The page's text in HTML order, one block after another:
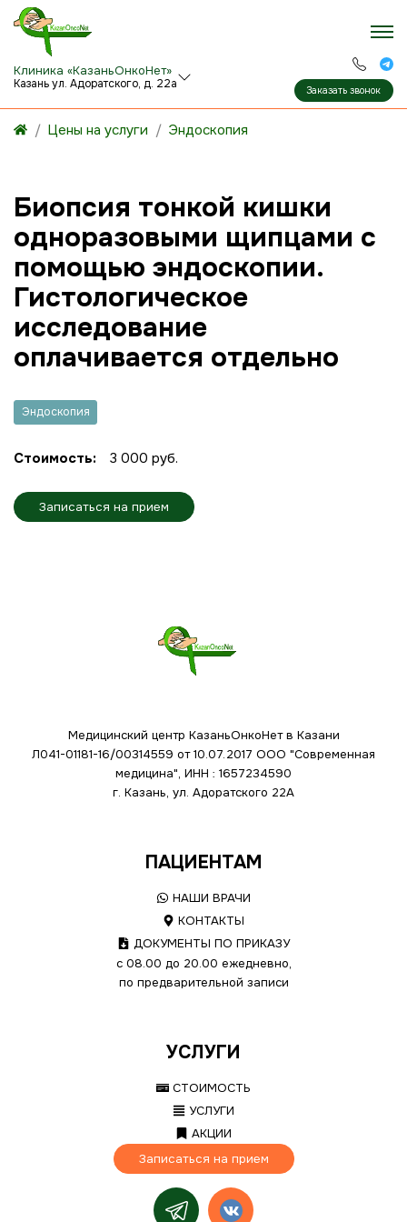
Клиника «КазаньОнкоНет»
Казань ул. Адоратского, д. 22а Заказать звонок
Цены на услуги Эндоскопия
Биопсия тонкой кишки
одноразовыми щипцами с
помощью эндоскопии.
Гистологическое
исследование
оплачивается отдельно
Эндоскопия
Стоимость: 3 000 руб.
Записаться на прием
Медицинский центр КазаньОнкоНет в Казани
Л041-01181-16/00314559 от 10.07.2017 ООО "Современная
медицина", ИНН : 1657234590
г. Казань, ул. Адоратского 22А
ПАЦИЕНТАМ
НАШИ ВРАЧИ
КОНТАКТЫ
ДОКУМЕНТЫ ПО ПРИКАЗУ
с 08.00 до 20.00 ежедневно,
по предварительной записи
УСЛУГИ
СТОИМОСТЬ
УСЛУГИ
АКЦИИ
Записаться на прием